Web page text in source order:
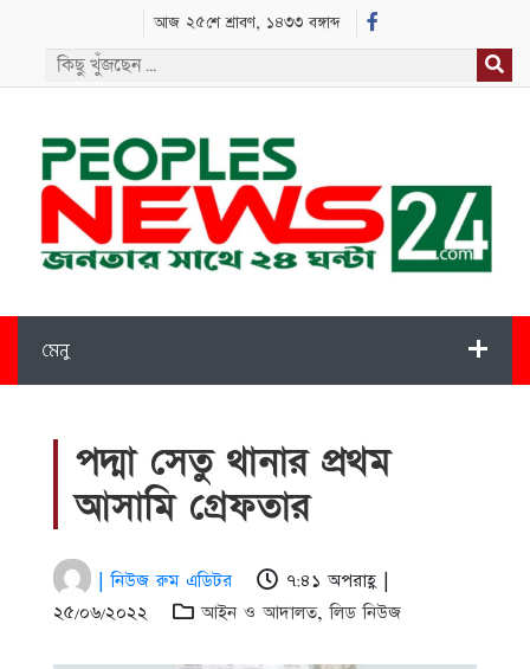
আজ ২৫শে শ্রাবণ, ১৪৩৩ বঙ্গাব্দ
মেনু
পদ্মা সেতু থানার প্রথম
আসামি গ্রেফতার
| নিউজ রুম এডিটর
৭:৪১ অপরাহ্ণ |
২৫/০৬/২০২২
আইন ও আদালত,লিড নিউজ